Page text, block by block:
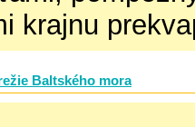
krajnu
Baltského mora